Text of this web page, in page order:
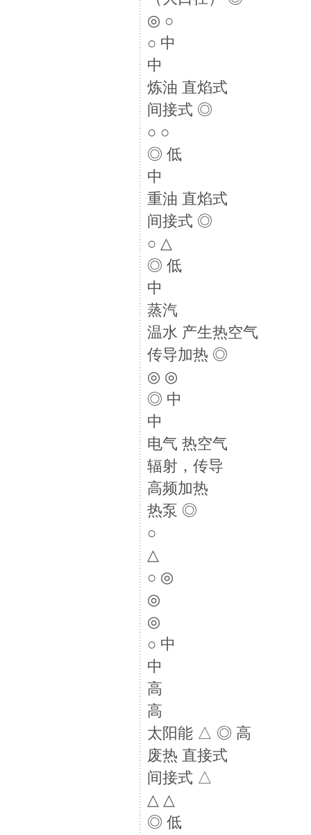
◎ ○
○ 中
中
炼油 直焰式
间接式 ◎
○ ○
◎ 低
中
重油 直焰式
间接式 ◎
○ △
◎ 低
中
蒸汽
温水 产生热空气
传导加热 ◎
◎ ◎
◎ 中
中
电气 热空气
辐射，传导
高频加热
热泵 ◎
○
△
○ ◎
◎
◎
○ 中
中
高
高
太阳能 △ ◎ 高
废热 直接式
间接式 △
△ △
◎ 低